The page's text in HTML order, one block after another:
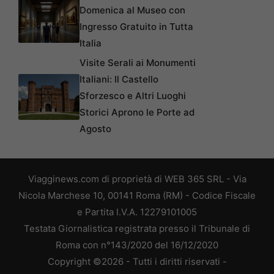
Domenica al Museo con
Ingresso Gratuito in Tutta
Italia
Visite Serali ai Monumenti
Italiani: Il Castello
Sforzesco e Altri Luoghi
Storici Aprono le Porte ad
Agosto
Viagginews.com di proprietà di WEB 365 SRL - Via
Nicola Marchese 10, 00141 Roma (RM) - Codice Fiscale
e Partita I.V.A. 12279101005
Testata Giornalistica registrata presso il Tribunale di
Roma con n°143/2020 del 16/12/2020
Copyright ©2026 - Tutti i diritti riservati -